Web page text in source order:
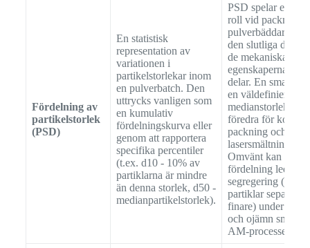
Fördelning av
partikelstorlek
(PSD)
En statistisk
representation av
variationen i
partikelstorlekar inom
en pulverbatch. Den
uttrycks vanligen som
en kumulativ
fördelningskurva eller
genom att rapportera
specifika percentiler
(t.ex. d10 - 10% av
partiklarna är mindre
än denna storlek, d50 -
medianpartikelstorlek).
PSD spelar en
roll vid packning
pulverbäddar och
den slutliga
de mekaniska
egenskaperna
delar. En smal
en väldefinierad
medianstorlek
föredra för
packning och
Omvänt kan en
fördelning leda till
segregering (större
partiklar separeras
finare) under
och ojämn
AM-processen.